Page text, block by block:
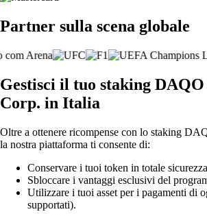
Partner sulla scena globale
Gestisci il tuo staking
Corp. in Italia
Oltre a ottenere ricompense con lo staking
la nostra piattaforma ti consente di:
Conservare i tuoi token in totale
Sbloccare i vantaggi esclusivi del
Utilizzare i tuoi asset per i pagamenti di
supportati).